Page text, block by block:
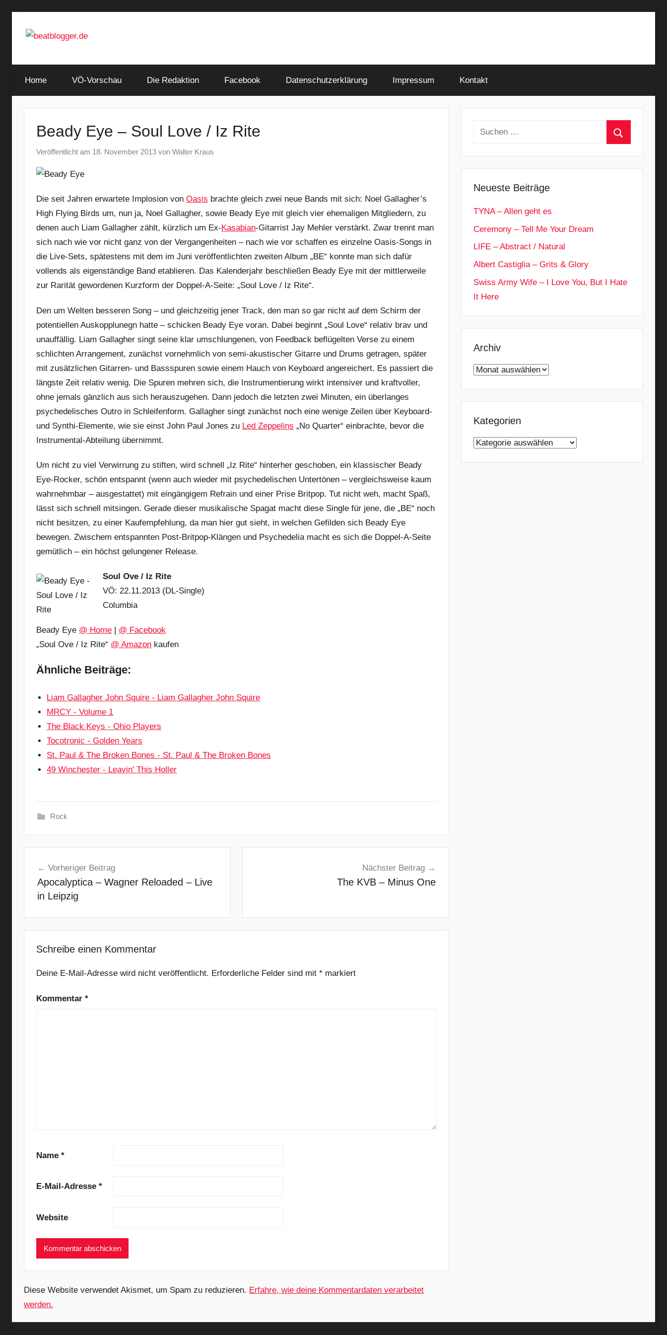
Inhalt
beatblogger.de
and
the
Home VÖ-Vorschau Die Redaktion Facebook Datenschutzerklärung Impressum Kontakt
Beady Eye – Soul Love / Iz Rite
Veröffentlicht am 18. November 2013 von Walter Kraus
Die seit Jahren erwartete Implosion von Oasis brachte gleich zwei neue Bands mit sich: Noel Gallagher’s
High Flying Birds um, nun ja, Noel Gallagher, sowie Beady Eye mit gleich vier ehemaligen Mitgliedern, zu
denen auch Liam Gallagher zählt, kürzlich um Ex- Kasabian-Gitarrist Jay Mehler verstärkt. Zwar trennt man
sich nach wie vor nicht ganz von der Vergangenheiten – nach wie vor schaffen es einzelne Oasis-Songs in
die Live-Sets, spätestens mit dem im Juni veröffentlichten zweiten Album „BE“ konnte man sich dafür
vollends als eigenständige Band etablieren. Das Kalenderjahr beschließen Beady Eye mit der mittlerweile
zur Rarität gewordenen Kurzform der Doppel-A-Seite: „Soul Love / Iz Rite“.
Den um Welten besseren Song – und gleichzeitig jener Track, den man so gar nicht auf dem Schirm der
potentiellen Auskopplunegn hatte – schicken Beady Eye voran. Dabei beginnt „Soul Love“ relativ brav und
unauffällig. Liam Gallagher singt seine klar umschlungenen, von Feedback beflügelten Verse zu einem
schlichten Arrangement, zunächst vornehmlich von semi-akustischer Gitarre und Drums getragen, später
mit zusätzlichen Gitarren- und Bassspuren sowie einem Hauch von Keyboard angereichert. Es passiert die
längste Zeit relativ wenig. Die Spuren mehren sich, die Instrumentierung wirkt intensiver und kraftvoller,
ohne jemals gänzlich aus sich herauszugehen. Dann jedoch die letzten zwei Minuten, ein überlanges
psychedelisches Outro in Schleifenform. Gallagher singt zunächst noch eine wenige Zeilen über Keyboard-
und Synthi-Elemente, wie sie einst John Paul Jones zu Led Zeppelins „No Quarter“ einbrachte, bevor die
Instrumental-Abteilung übernimmt.
Um nicht zu viel Verwirrung zu stiften, wird schnell „Iz Rite“ hinterher geschoben, ein klassischer Beady
Eye-Rocker, schön entspannt (wenn auch wieder mit psychedelischen Untertönen – vergleichsweise kaum
wahrnehmbar – ausgestattet) mit eingängigem Refrain und einer Prise Britpop. Tut nicht weh, macht Spaß,
lässt sich schnell mitsingen. Gerade dieser musikalische Spagat macht diese Single für jene, die „BE“ noch
nicht besitzen, zu einer Kaufempfehlung, da man hier gut sieht, in welchen Gefilden sich Beady Eye
bewegen. Zwischem entspannten Post-Britpop-Klängen und Psychedelia macht es sich die Doppel-A-Seite
gemütlich – ein höchst gelungener Release.
Soul Ove / Iz Rite
VÖ: 22.11.2013 (DL-Single)
Columbia
Beady Eye @ Home
@ Facebook
„Soul Ove / Iz Rite“ @ Amazon kaufen
Ähnliche Beiträge:
Liam Gallagher John Squire - Liam Gallagher John Squire
MRCY - Volume 1
The Black Keys - Ohio Players
Tocotronic - Golden Years
St. Paul & The Broken Bones - St. Paul & The Broken Bones
49 Winchester - Leavin' This Holler
Rock
e
r
a
t
i
e
o
E
,
r
,
I
Vorheriger Beitrag
Apocalyptica – Wagner Reloaded – Live
in Leipzig
Nächster Beitrag
The KVB – Minus One
Schreibe einen Kommentar
Deine E-Mail-Adresse wird nicht veröffentlicht. Erforderliche Felder sind mit * markiert
Kommentar *
Name *
E-Mail-Adresse *
Website
Diese Website verwendet Akismet, um Spam zu reduzieren. Erfahre, wie deine Kommentardaten verarbeitet
werden.
Suchen
Neueste Beiträge
TYNA – Allen geht es
Ceremony – Tell Me Your Dream
LIFE – Abstract / Natural
Albert Castiglia – Grits & Glory
Swiss Army Wife – I Love You, But I Hate
It Here
Archiv
Archiv
Kategorien
Kategorien